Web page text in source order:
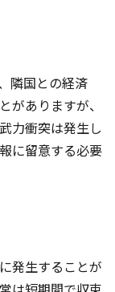
隣国との経済
がありますが、
力衝突は発生し
に留意する必要
発生することが